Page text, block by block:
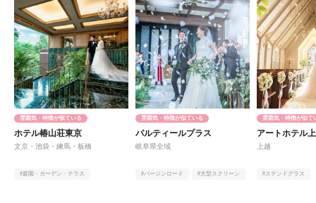
雰囲気・特徴が似ている
ホテル椿山荘東京
文京・池袋・練馬・板橋
#庭園・ガーデン・テラス
雰囲気・特徴が似ている
パルティールプラス
岐阜県全域
#バージンロード
#大型スクリーン
雰囲気・特徴が似て
アートホテル
上越
#ステンドグラス